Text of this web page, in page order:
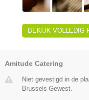
BEKIJK VOLLEDIG
Amitude Catering
Niet gevestigd in de
Brussels-Gewest.